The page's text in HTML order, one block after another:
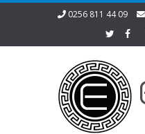
0256 811 44 09